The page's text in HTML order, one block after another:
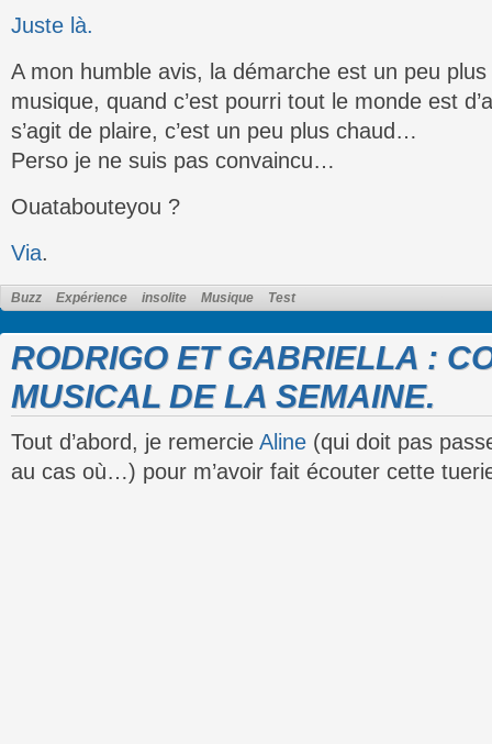
Juste là.
A mon humble avis, la démarche est un peu
musique, quand c’est pourri tout le monde est
s’agit de plaire, c’est un peu plus chaud…
Perso je ne suis pas convaincu…
Ouatabouteyou ?
Via.
Buzz Expérience insolite Musique Test
RODRIGO ET GABRIELLA :
MUSICAL DE LA SEMAINE.
Tout d’abord, je remercie Aline (qui doit pas
au cas où…) pour m’avoir fait écouter cette